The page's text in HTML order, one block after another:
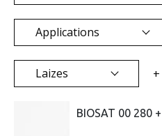
Applications
Laizes +
BIOSAT 00 280 +